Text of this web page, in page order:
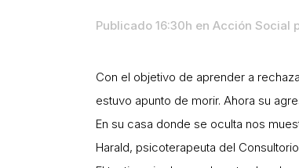
Publicado 16:30h en Acción Social
Con el objetivo de aprender a
estuvo apunto de morir. Ahora su
En su casa donde se oculta nos
Harald, psicoterapeuta del